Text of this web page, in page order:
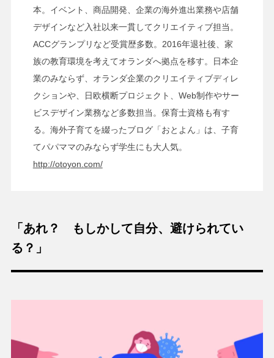
本。イベント、商品開発、企業の海外進出業務や店舗
デザインなど入社以来一貫してクリエイティブ担当。
ACCグランプリなど受賞歴多数。2016年退社後、家
族の教育環境を考えてオランダへ拠点を移す。日本企
業のみならず、オランダ企業のクリエイティブディレ
クションや、日欧横断プロジェクト、Web制作やサー
ビスデザイン業務など多数担当。保育士資格も有す
る。海外子育てを綴ったブログ「おとよん」は、子育
てパパママのみならず学生にも大人気。
http://otoyon.com/
「あれ？ もしかして自分、避けられてい
る？」